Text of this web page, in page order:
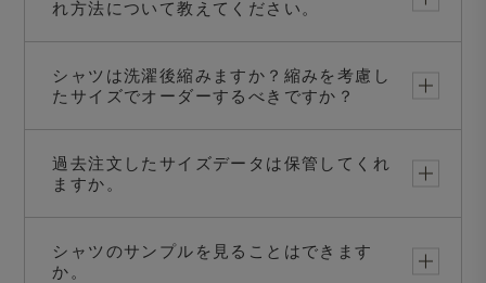
れ方法について教えてください。
シャツは洗濯後縮みますか？縮みを考慮し
たサイズでオーダーするべきですか？
過去注文したサイズデータは保管してくれ
ますか。
シャツのサンプルを見ることはできます
か。